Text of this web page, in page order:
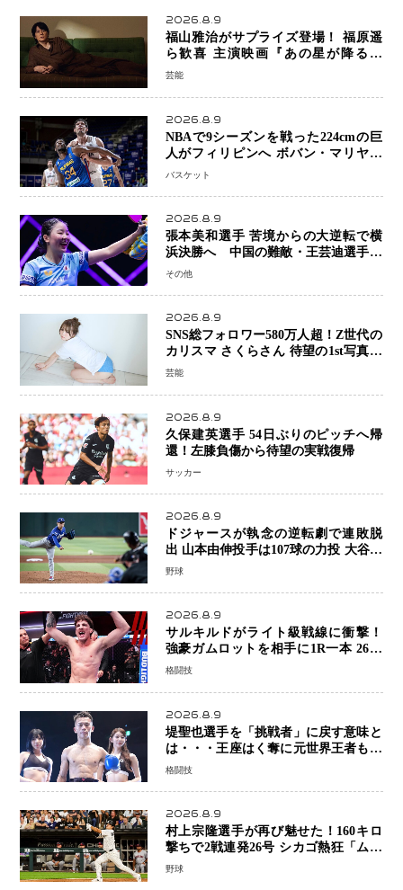
2026.8.9
福山雅治がサプライズ登場！ 福原遥
ら歓喜 主演映画『あの星が降る丘
で、君とまた出会いたい。』舞台あい
芸能
2026.8.9
NBAで9シーズンを戦った224cmの巨
人がフィリピンへ ボバン・マリヤノ
ビッチ ジョーンズカップで新たな挑
バスケット
2026.8.9
張本美和選手 苦境からの大逆転で横
浜決勝へ 中国の難敵・王芸迪選手を
撃破「ここからまた行くぞ」兄・智和
その他
2026.8.9
SNS総フォロワー580万人超！Z世代の
カリスマ さくらさん 待望の1st写真集
が11月5日発売決定 沖縄で“今しか残
芸能
2026.8.9
久保建英選手 54日ぶりのピッチへ帰
還！左膝負傷から待望の実戦復帰
サッカー
2026.8.9
ドジャースが執念の逆転劇で連敗脱
出 山本由伸投手は107球の力投 大谷翔
平選手が延長10回に勝利を呼び込む一
野球
2026.8.9
サルキルドがライト級戦線に衝撃！
強豪ガムロットを相手に1R一本 26歳
の豪州の新星が「トップ戦線」へ名乗
格闘技
2026.8.9
堤聖也選手を「挑戦者」に戻す意味と
は・・・王座はく奪に元世界王者も疑
問符 見たいのは井上拓真選手、那須
格闘技
2026.8.9
村上宗隆選手が再び魅せた！160キロ
撃ちで2戦連発26号 シカゴ熱狂「ムネ
はスターだ」米ファンの人気も急上昇
野球